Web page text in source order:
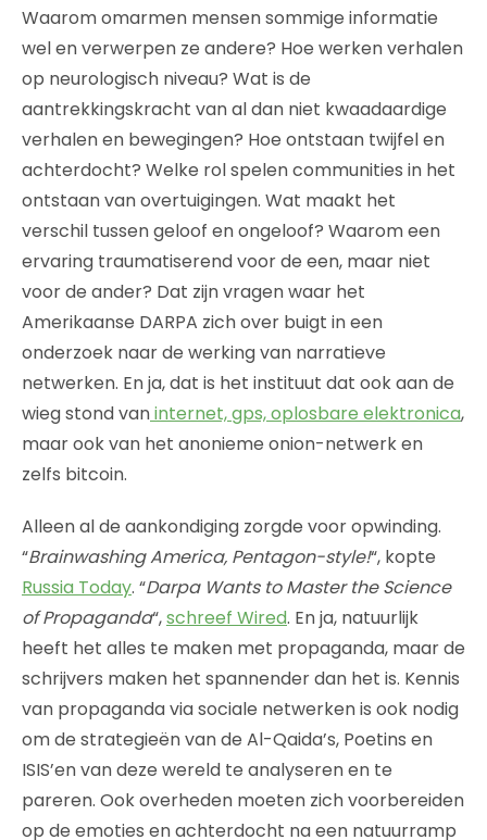
Waarom omarmen mensen sommige informatie
wel en verwerpen ze andere? Hoe werken verhalen
op neurologisch niveau? Wat is de
aantrekkingskracht van al dan niet kwaadaardige
verhalen en bewegingen? Hoe ontstaan twijfel en
achterdocht? Welke rol spelen communities in het
ontstaan van overtuigingen. Wat maakt het
verschil tussen geloof en ongeloof? Waarom een
ervaring traumatiserend voor de een, maar niet
voor de ander? Dat zijn vragen waar het
Amerikaanse DARPA zich over buigt in een
onderzoek naar de werking van narratieve
netwerken. En ja, dat is het instituut dat ook aan de
wieg stond vaninternet, gps, oplosbare elektronica,
maar ook van het anonieme onion-netwerk en
zelfs bitcoin.
Alleen al de aankondiging zorgde voor opwinding.
“Brainwashing America, Pentagon-style!“, kopte
Russia Today. “Darpa Wants to Master the Science
of Propaganda“,schreef Wired. En ja, natuurlijk
heeft het alles te maken met propaganda, maar de
schrijvers maken het spannender dan het is. Kennis
van propaganda via sociale netwerken is ook nodig
om de strategieën van de Al-Qaida’s, Poetins en
ISIS’en van deze wereld te analyseren en te
pareren. Ook overheden moeten zich voorbereiden
op de emoties en achterdocht na een natuurramp